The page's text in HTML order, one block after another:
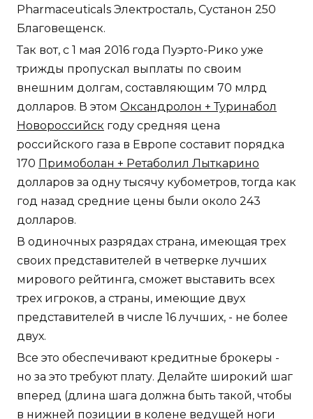
Pharmaceuticals Электросталь, Сустанон 250
Благовещенск.
Так вот, с 1 мая 2016 года Пуэрто-Рико уже
трижды пропускал выплаты по своим
внешним долгам, составляющим 70 млрд
долларов. В этом Оксандролон + Туринабол
Новороссийск году средняя цена
российского газа в Европе составит порядка
170 Примоболан + Ретаболил Лыткарино
долларов за одну тысячу кубометров, тогда как
год назад средние цены были около 243
долларов.
В одиночных разрядах страна, имеющая трех
своих представителей в четверке лучших
мирового рейтинга, сможет выставить всех
трех игроков, а страны, имеющие двух
представителей в числе 16 лучших, - не более
двух.
Все это обеспечивают кредитные брокеры -
но за это требуют плату. Делайте широкий шаг
вперед (длина шага должна быть такой, чтобы
в нижней позиции в колене ведущей ноги